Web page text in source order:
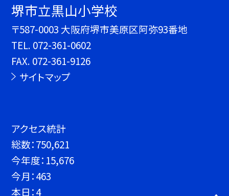
堺市立黒山小学校
〒587-0003 大阪府堺市美原区阿弥93番地
TEL. 072-361-0602
FAX. 072-361-9126
サイトマップ
アクセス統計
総数：750,621
今年度： 15,676
今月：463
本日：4